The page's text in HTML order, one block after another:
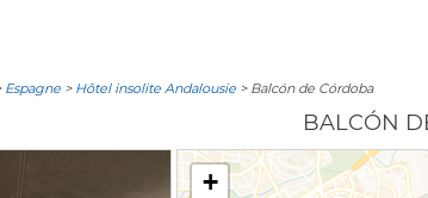
Espagne > Hôtel insolite Andalousie > Balcón de Córdoba
BALCÓN
+